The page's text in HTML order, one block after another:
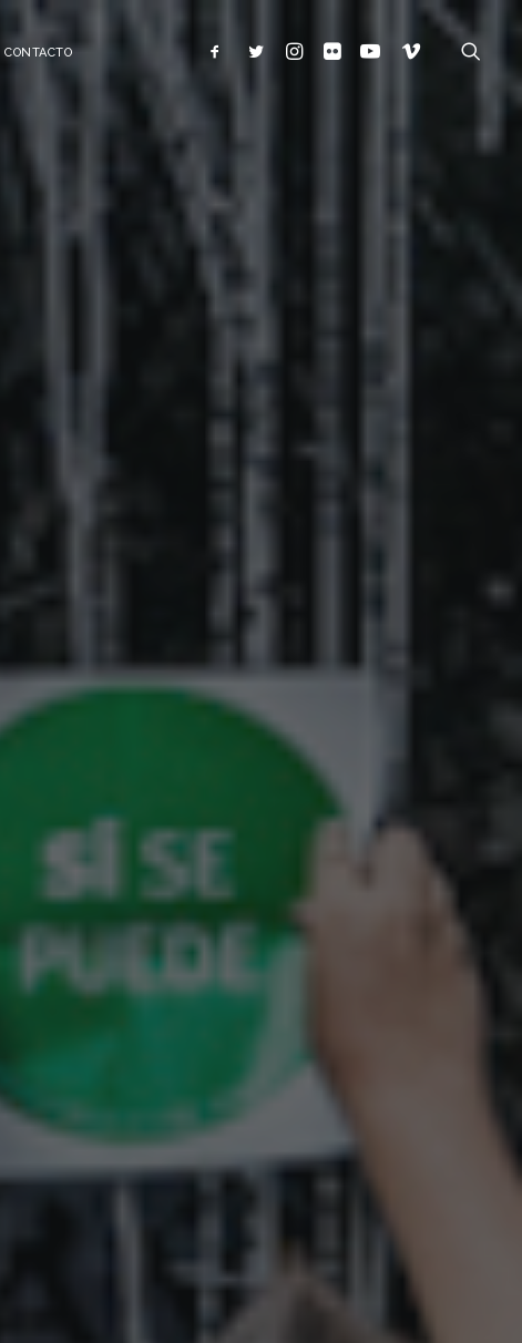
CONTACTO